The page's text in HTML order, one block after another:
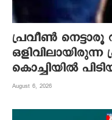
പ്രവീൺ
കൊച്ചിയിൽ
August 6, 2026